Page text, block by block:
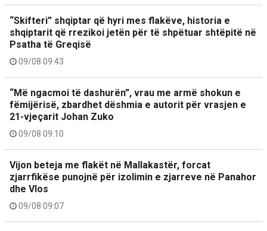
“Skifteri” shqiptar që hyri mes flakëve, historia e
shqiptarit që rrezikoi jetën për të shpëtuar shtëpitë në
Psatha të Greqisë
09/08 09:43
“Më ngacmoi të dashurën”, vrau me armë shokun e
fëmijërisë, zbardhet dëshmia e autorit për vrasjen e
21-vjeçarit Johan Zuko
09/08 09:10
Vijon beteja me flakët në Mallakastër, forcat
zjarrfikëse punojnë për izolimin e zjarreve në Panahor
dhe Vlos
09/08 09:07